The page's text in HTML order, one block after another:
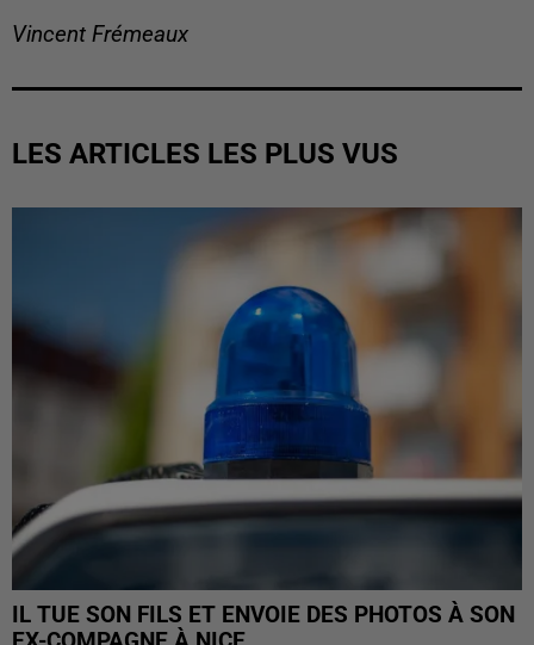
Vincent Frémeaux
LES ARTICLES LES PLUS VUS
IL TUE SON FILS ET ENVOIE DES PHOTOS À SON